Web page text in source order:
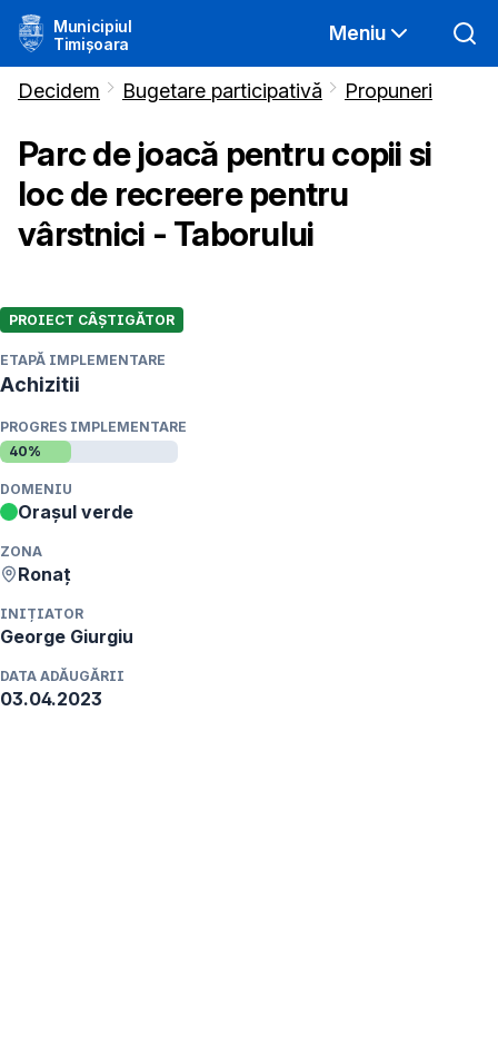
Municipiul
Timișoara
Meniu
Decidem Bugetare participativă Propuneri
Parc de joacă pentru copii si
loc de recreere pentru
vârstnici - Taborului
PROIECT CÂȘTIGĂTOR
ETAPĂ IMPLEMENTARE
Achizitii
PROGRES IMPLEMENTARE
40%
DOMENIU
Orașul verde
ZONA
Ronaț
INIȚIATOR
George Giurgiu
DATA ADĂUGĂRII
03.04.2023